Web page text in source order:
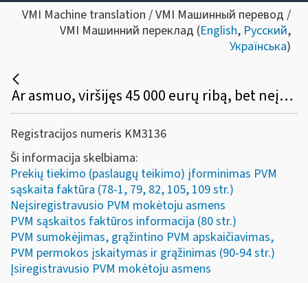
VMI Machine translation / VMI Машинный перевод /
VMI Машинний переклад (English, Русский,
Українська)
Ar asmuo, viršijęs 45 000 eurų ribą, bet neįsiregistravęs PVM mokėtoju, gali (privalo) apskaitos dokumente išskirti PVM, o pirkėjas turi teisę tokį PVM atskaityti įprasta tvarka?
Registracijos numeris KM3136
Ši informacija skelbiama:
Prekių tiekimo (paslaugų teikimo) įforminimas PVM
sąskaita faktūra (78-1, 79, 82, 105, 109 str.)
Neįsiregistravusio PVM mokėtoju asmens
PVM sąskaitos faktūros informacija (80 str.)
PVM sumokėjimas, grąžintino PVM apskaičiavimas,
PVM permokos įskaitymas ir grąžinimas (90-94 str.)
Įsiregistravusio PVM mokėtoju asmens